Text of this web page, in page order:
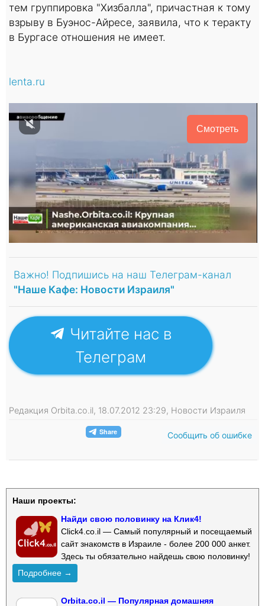
тем группировка "Хизбалла", причастная к тому
взрыву в Буэнос-Айресе, заявила, что к теракту
в Бургасе отношения не имеет.
lenta.ru
Смотреть
Важно! Подпишись на наш Телеграм-канал
"Наше Кафе: Новости Израиля"
Читайте нас в
Телеграм
Редакция Orbita.co.il, 18.07.2012 23:29, Новости Израиля
Сообщить об ошибке
Наши проекты:
Найди свою половинку на Клик4!
Click4.co.il — Самый популярный и посещаемый
сайт знакомств в Израиле - более 200 000 анкет.
Здесь ты обязательно найдешь свою половинку!
Подробнее →
Orbita.co.il — Популярная домашняя